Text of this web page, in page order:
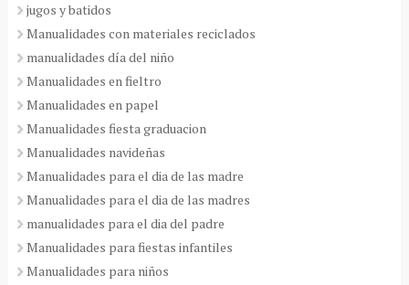
jugos y batidos
Manualidades con materiales reciclados
manualidades día del niño
Manualidades en fieltro
Manualidades en papel
Manualidades fiesta graduacion
Manualidades navideñas
Manualidades para el dia de las madre
Manualidades para el dia de las madres
manualidades para el dia del padre
Manualidades para fiestas infantiles
Manualidades para niños